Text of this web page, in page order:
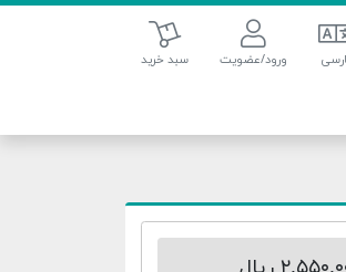
ورود/عضویت
سبد خرید
سبد خرید